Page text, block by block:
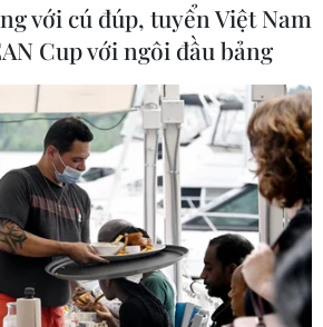
với cú đúp, tuyển Việt Nam
Cup với ngôi đầu bảng